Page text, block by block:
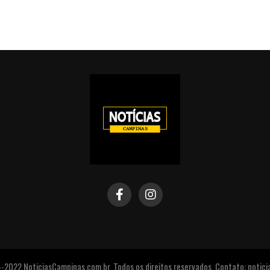
NoticiasCampinas.com.br. Todos os direitos reservados. Contato: